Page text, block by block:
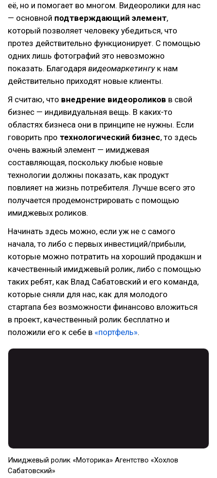
её, но и помогает во многом. Видеоролики для нас
— основной подтверждающий элемент,
который позволяет человеку убедиться, что
протез действительно функционирует. С помощью
одних лишь фотографий это невозможно
показать. Благодаря видеомаркетингук нам
действительно приходят новые клиенты.
Я считаю, что внедрение видеороликов в свой
бизнес — индивидуальная вещь. В каких-то
областях бизнеса они в принципе не нужны. Если
говорить про технологический бизнес, то здесь
очень важный элемент — имиджевая
составляющая, поскольку любые новые
технологии должны показать, как продукт
повлияет на жизнь потребителя. Лучше всего это
получается продемонстрировать с помощью
имиджевых роликов.
Начинать здесь можно, если уж не с самого
начала, то либо с первых инвестиций/прибыли,
которые можно потратить на хороший продакшн и
качественный имиджевый ролик, либо с помощью
таких ребят, как Влад Сабатовский и его команда,
которые сняли для нас, как для молодого
стартапа без возможности финансово вложиться
в проект, качественный ролик бесплатно и
положили его к себе в «портфель».
Имиджевый ролик «Моторика» Агентство «Хохлов
Сабатовский»